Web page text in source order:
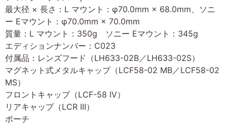
最大径 × 長さ：L マウント：φ70.0mm × 68.0mm、ソニ
ー Eマウント：φ70.0mm × 70.0mm
質量：L マウント：350g ソニー Eマウント：345g
エディションナンバー：C023
付属品：レンズフード（LH633-02B／LH633-02S）
マグネット式メタルキャップ（LCF58-02 MB／LCF58-02
MS）
フロントキャップ（LCF-58 IV）
リアキャップ（LCR III）
ポーチ